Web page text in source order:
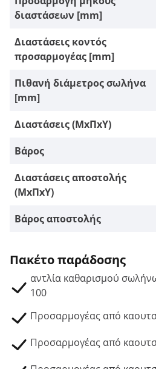
διαστάσεων [mm]
Διαστάσεις κοντός
προσαρμογέας [mm]
Πιθανή διάμετρος σωλήνα
[mm]
Διαστάσεις (ΜxΠxΥ)
Βάρος
Διαστάσεις αποστολής
(ΜxΠxΥ)
Βάρος αποστολής
Πακέτο παράδοσης
αντλία καθαρισμού
100
Προσαρμογέας από
Προσαρμογέας από